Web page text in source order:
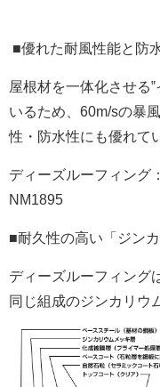
■優れた耐風性能と防
屋根材を一体化させる
いるため、60m/sの暴
性・防水性にも優れて
ディーズルーフィング
NM1895
■耐久性の高い「ジン
ディーズルーフィング
同じ組成のジンカリウ